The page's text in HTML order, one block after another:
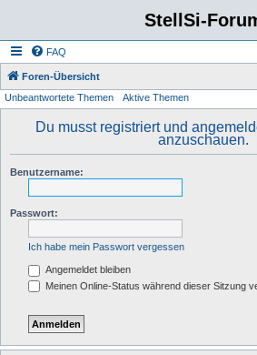
StellSi-
FAQ
Foren-Übersicht
Unbeantwortete Themen Aktive Themen
Du musst registriert und
anzuschauen.
Benutzername:
Passwort:
Ich habe mein Passwort vergessen
Angemeldet bleiben
Meinen Online-Status während dieser Sitzung